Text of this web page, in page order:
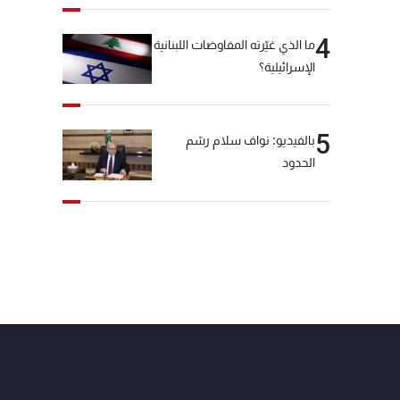
4ما الذي غيّرته المفاوضات اللبنانية
الإسرائيلية؟
5بالفيديو: نواف سلام رسّم
الحدود